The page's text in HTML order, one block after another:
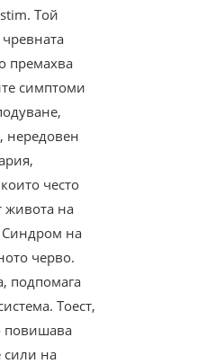
Той
премахва
симптоми
нередовен
често
живота на
Синдром на
черво.
подпомага
Тоест,
повишава
сили на